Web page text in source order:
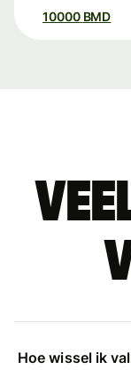
10000 BMD
Hoe wissel ik